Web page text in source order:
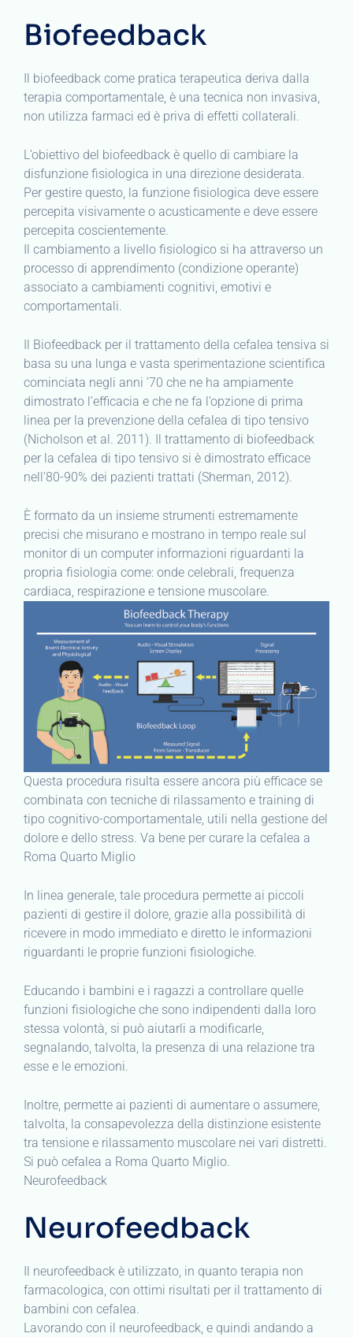
Biofeedback
Il biofeedback come pratica terapeutica deriva dalla
terapia comportamentale, è una tecnica non invasiva,
non utilizza farmaci ed è priva di effetti collaterali.
L’obiettivo del biofeedback è quello di cambiare la
disfunzione fisiologica in una direzione desiderata.
Per gestire questo, la funzione fisiologica deve essere
percepita visivamente o acusticamente e deve essere
percepita coscientemente.
Il cambiamento a livello fisiologico si ha attraverso un
processo di apprendimento (condizione operante)
associato a cambiamenti cognitivi, emotivi e
comportamentali.
Il Biofeedback per il trattamento della cefalea tensiva si
basa su una lunga e vasta sperimentazione scientifica
cominciata negli anni ’70 che ne ha ampiamente
dimostrato l’efficacia e che ne fa l’opzione di prima
linea per la prevenzione della cefalea di tipo tensivo
(Nicholson et al. 2011). Il trattamento di biofeedback
per la cefalea di tipo tensivo si è dimostrato efficace
nell’80-90% dei pazienti trattati (Sherman, 2012).
È formato da un insieme strumenti estremamente
precisi che misurano e mostrano in tempo reale sul
monitor di un computer informazioni riguardanti la
propria fisiologia come: onde celebrali, frequenza
cardiaca, respirazione e tensione muscolare.
Questa procedura risulta essere ancora più efficace se
combinata con tecniche di rilassamento e training di
tipo cognitivo-comportamentale, utili nella gestione del
dolore e dello stress. Va bene per curare la cefalea a
Roma Quarto Miglio
In linea generale, tale procedura permette ai piccoli
pazienti di gestire il dolore, grazie alla possibilità di
ricevere in modo immediato e diretto le informazioni
riguardanti le proprie funzioni fisiologiche.
Educando i bambini e i ragazzi a controllare quelle
funzioni fisiologiche che sono indipendenti dalla loro
stessa volontà, si può aiutarli a modificarle,
segnalando, talvolta, la presenza di una relazione tra
esse e le emozioni.
Inoltre, permette ai pazienti di aumentare o assumere,
talvolta, la consapevolezza della distinzione esistente
tra tensione e rilassamento muscolare nei vari distretti.
Si può cefalea a Roma Quarto Miglio.
Neurofeedback
Neurofeedback
Il neurofeedback è utilizzato, in quanto terapia non
farmacologica, con ottimi risultati per il trattamento di
bambini con cefalea.
Lavorando con il neurofeedback, e quindi andando a